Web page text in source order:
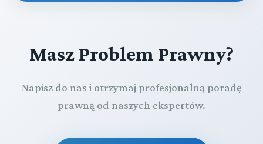
Masz Problem Prawny?
Napisz do nas i otrzymaj profesjonalną poradę
prawną od naszych ekspertów.